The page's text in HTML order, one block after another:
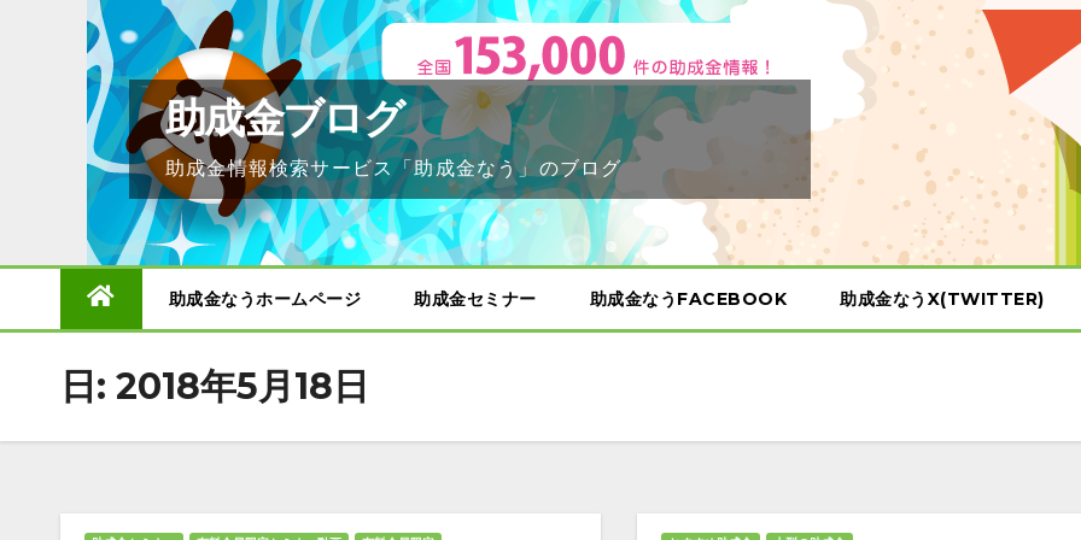
助成金ブログ
助成金情報検索サービス「助成金なう」のブログ
助成金なうホームページ 助成金セミナー 助成金なうFACEBOOK 助成金なうX(TWITTER)
日: 2018年5月18日